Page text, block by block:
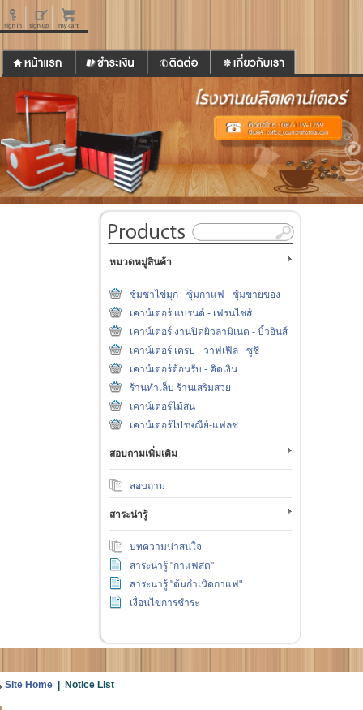
หมวดหมู่สินค้า
ซุ้มชาไข่มุก - ซุ้มกาแฟ - ซุ้มขายของ
เคาน์เตอร์ แบรนด์ - เฟรนไชส์
เคาน์เตอร์ งานปิดผิวลามิเนต - บิ้วอินส์
เคาน์เตอร์ เครป - วาฟเฟิล - ซูชิ
เคาน์เตอร์ต้อนรับ - คิดเงิน
ร้านทำเล็บ ร้านเสริมสวย
เคาน์เตอร์ไม้สน
เคาน์เตอร์ไปรษณีย์-แฟลช
สอบถามเพิ่มเติม
สอบถาม
สาระน่ารู้
บทความน่าสนใจ
สาระน่ารู้ "กาแฟสด"
สาระน่ารู้ "ต้นกำเนิดกาแฟ"
เงื่อนไขการชำระ
Site Home | Notice List